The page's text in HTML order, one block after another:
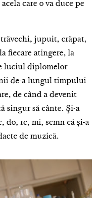
care o va duce pe
jupuit, crăpat,
fiecare atingere, la
luciul diplomelor
de-a lungul timpului
de când a devenit
singur să cânte. Şi-a
do, re, mi, semn că şi-a
de muzică.